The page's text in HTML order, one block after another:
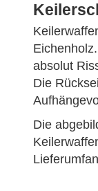
absolut
Die
Die